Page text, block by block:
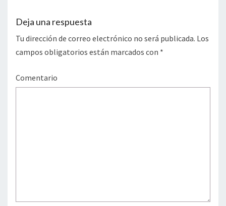
Deja una respuesta
Tu dirección de correo electrónico no será publicada. Los
campos obligatorios están marcados con *
Comentario